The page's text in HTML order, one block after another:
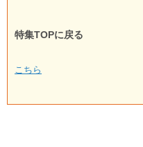
特集TOPに戻る
こちら